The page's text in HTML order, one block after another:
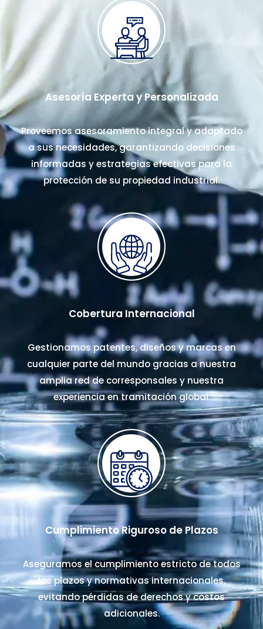
Asesoría Experta y Personalizada
Proveemos asesoramiento integral y adaptado
a sus necesidades, garantizando decisiones
informadas y estrategias efectivas para la
protección de su propiedad industrial.
Cobertura Internacional
Gestionamos patentes, diseños y marcas en
cualquier parte del mundo gracias a nuestra
amplia red de corresponsales y nuestra
experiencia en tramitación global.
Cumplimiento Riguroso de Plazos
Aseguramos el cumplimiento estricto de todos
los plazos y normativas internacionales,
evitando pérdidas de derechos y costos
adicionales.